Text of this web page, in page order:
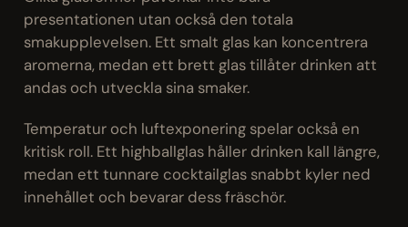
presentationen utan också den totala
smakupplevelsen. Ett smalt glas kan koncentrera
aromerna, medan ett brett glas tillåter drinken att
andas och utveckla sina smaker.
Temperatur och luftexponering spelar också en
kritisk roll. Ett highballglas håller drinken kall längre,
medan ett tunnare cocktailglas snabbt kyler ned
innehållet och bevarar dess fräschör.